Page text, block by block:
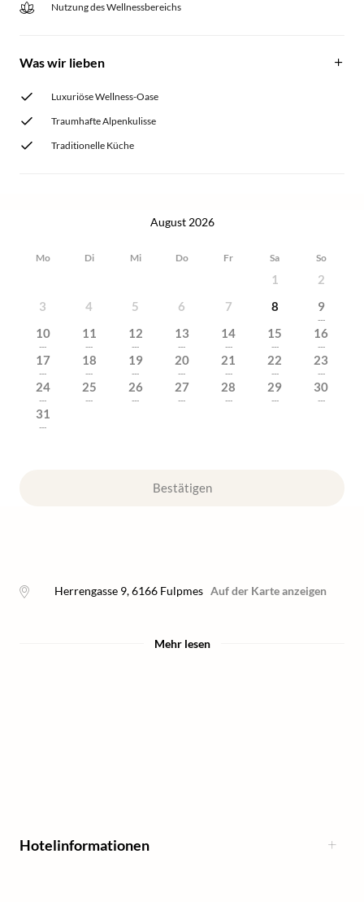
Nutzung des Wellnessbereichs
Was wir lieben
Luxuriöse Wellness-Oase
Traumhafte Alpenkulisse
Traditionelle Küche
August 2026
Mo Di Mi Do Fr Sa So
1
2
3
4 5 6 7 8 9
---
10
---
11
---
12
---
13
---
14
---
15
---
16
---
17
---
18
---
19
---
20
---
21
---
22
---
23
---
24
---
25
---
26
---
27
---
28
---
29
---
30
---
31
---
Bestätigen
Herrengasse 9,6166 Fulpmes Auf der Karte anzeigen
Mehr lesen
Hotelinformationen